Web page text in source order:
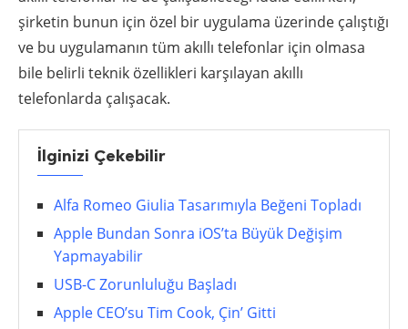
şirketin bunun için özel bir uygulama üzerinde çalıştığı
ve bu uygulamanın tüm akıllı telefonlar için olmasa
bile belirli teknik özellikleri karşılayan akıllı
telefonlarda çalışacak.
İlginizi Çekebilir
Alfa Romeo Giulia Tasarımıyla Beğeni Topladı
Apple Bundan Sonra iOS’ta Büyük Değişim
Yapmayabilir
USB-C Zorunluluğu Başladı
Apple CEO’su Tim Cook, Çin’ Gitti